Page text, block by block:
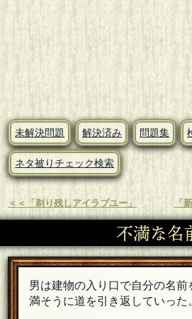
未解決問題 解決済み 問題集
ネタ被りチェック検索
＜＜「剃り残しアイラブユー」 「
不満な名
男は建物の入り口で自分の名前
満そうに道を引き返していった